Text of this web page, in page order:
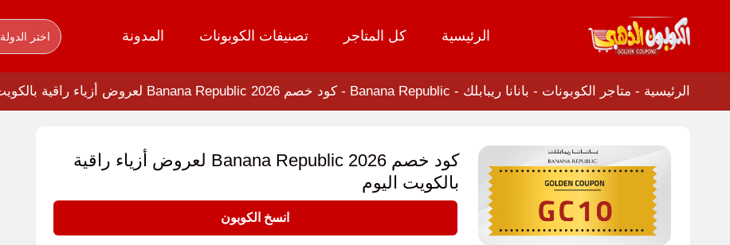
تخطي
المحتوى
الرئيسية كل المتاجر تصنيفات الكوبونات المدونة اختر الدولة
الرئيسية - متاجر الكوبونات - بانانا ريبابلك - Banana Republic - كود خصم Banana Republic 2026 لعروض أزياء راقية بالكويت اليوم
كود خصم Banana Republic 2026 لعروض أزياء راقية
بالكويت اليوم
انسخ الكوبون